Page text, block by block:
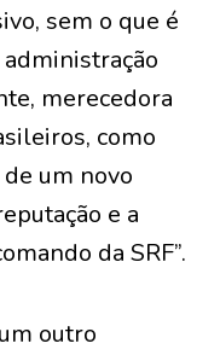
sem o que é
merecedora
como
um novo
e a
da SRF”.
outro